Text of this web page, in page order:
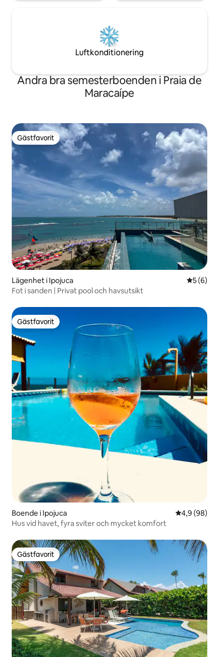
Luftkonditionering
Andra bra semesterboenden i Praia de
Maracaípe
Gästfavorit
Gästfavorit
Lägenhet i Ipojuca 5 av 5 i
5 (6)
Fot i sanden | Privat pool och havsutsikt
Gästfavorit
Gästfavorit
Boende i Ipojuca 4,9 av 5 i
4,9 (98)
Hus vid havet, fyra sviter och mycket komfort
Gästfavorit
Gästfavorit